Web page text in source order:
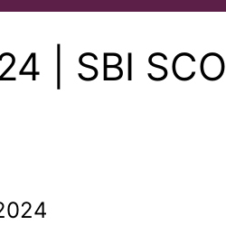
| SBI SCO